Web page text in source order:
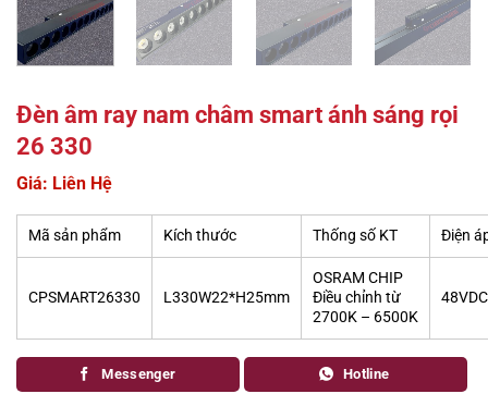
Đèn âm ray nam châm smart ánh sáng rọi
26 330
Giá: Liên Hệ
Mã sản phẩm Kích thước Thống số KT Điện
CPSMART26330 L330W22*H25mm
OSRAM CHIP
Điều chỉnh từ
2700K – 6500K
48VDC
Messenger Hotline